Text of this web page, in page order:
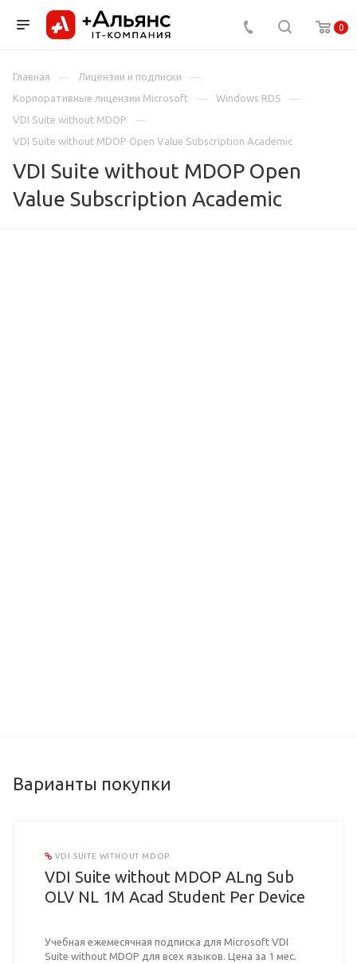
0
Главная
Лицензии и подписки
Корпоративные лицензии Microsoft
Windows RDS
VDI Suite without MDOP
VDI Suite without MDOP Open Value Subscription Academic
VDI Suite without MDOP Open
Value Subscription Academic
Варианты покупки
VDI SUITE WITHOUT MDOP
VDI Suite without MDOP ALng Sub
OLV NL 1M Acad Student Per Device
Учебная ежемесячная подписка для Microsoft VDI
Suite without MDOP для всех языков. Цена за 1 мес.